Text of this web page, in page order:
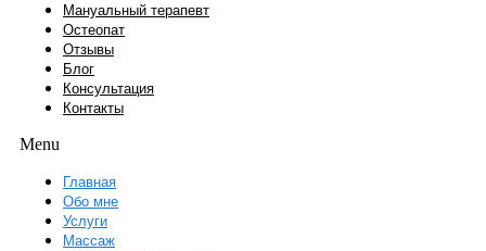
Мануальный терапевт
Остеопат
Отзывы
Блог
Консультация
Контакты
Menu
Главная
Обо мне
Услуги
Массаж